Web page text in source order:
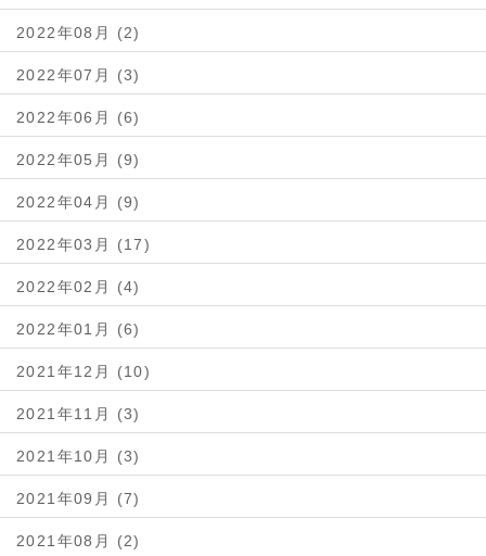
2022年08月 (2)
2022年07月 (3)
2022年06月 (6)
2022年05月 (9)
2022年04月 (9)
2022年03月 (17)
2022年02月 (4)
2022年01月 (6)
2021年12月 (10)
2021年11月 (3)
2021年10月 (3)
2021年09月 (7)
2021年08月 (2)